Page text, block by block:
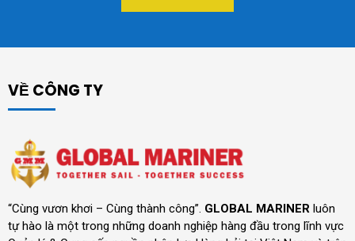
VỀ CÔNG TY
“Cùng vươn khơi – Cùng thành công”. GLOBAL MARINER luôn
tự hào là một trong những doanh nghiệp hàng đầu trong lĩnh vực